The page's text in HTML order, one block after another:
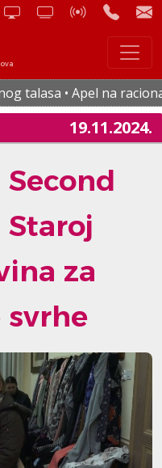
• Apel na racionalnu
19.11.2024.
Staroj
za